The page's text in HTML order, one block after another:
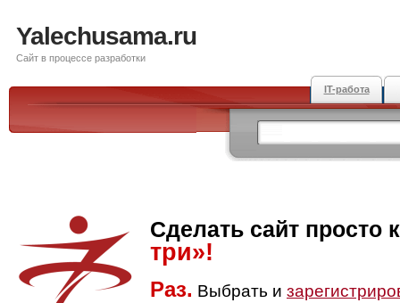
Yalechusama.ru
Сайт в процессе разработки
IT-работа
Сделать сайт просто
три»!
Раз. Выбрать и